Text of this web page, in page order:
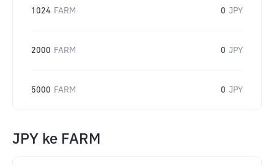
1024 FARM 0 JPY
2000 FARM 0 JPY
5000 FARM 0 JPY
JPY ke FARM